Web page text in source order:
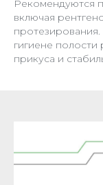
Рекомендуются
включая
гигиене
прикуса и